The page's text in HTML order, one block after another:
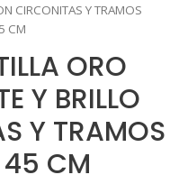
CIRCONITAS Y TRAMOS
CM
ORO
Y BRILLO
Y TRAMOS
45 CM